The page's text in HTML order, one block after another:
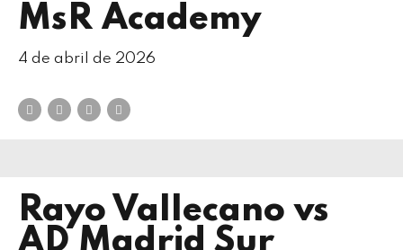
MsR Academy
4 de abril de 2026
Rayo Vallecano vs
AD Madrid Sur